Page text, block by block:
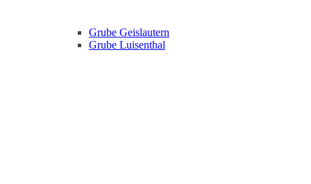
Grube Geislautern
Grube Luisenthal